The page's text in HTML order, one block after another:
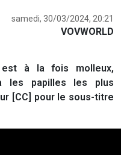
samedi, 30/03/2024, 20:21
VOVWORLD
est à la fois molleux,
les papilles les plus
[CC] pour le sous-titre